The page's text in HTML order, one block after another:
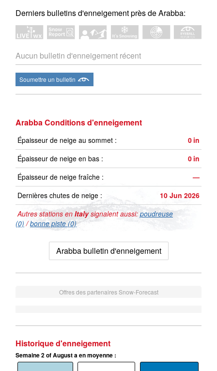
Derniers bulletins d'enneigement près de Arabba:
Aucun bulletin d'enneigement récent
Soumettre un bulletin
Arabba Conditions d'enneigement
Épaisseur de neige au sommet : 0 in
Épaisseur de neige en bas :
0 in
Épaisseur de neige fraîche :
—
Dernières chutes de neige :
10 Jun 2026
Autres stations en Italysignalent aussi: poudreuse
(0) /bonne piste (0)
Arabba bulletin d'enneigement
Offres des partenaires Snow-Forecast
Historique d'enneigement
Semaine 2 of August a en moyenne :